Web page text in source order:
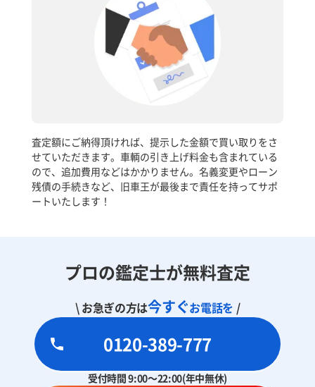
査定額にご納得頂ければ、提示した金額で買い取りをさ
せていただきます。車輌の引き上げ料金も含まれている
ので、追加費用などはかかりません。名義変更やローン
残債の手続きなど、旧車王が最後まで責任を持ってサポ
ートいたします！
プロの鑑定士が無料査定
\ お急ぎの方は今すぐお電話を /
0120-389-777
受付時間 9:00～22:00(年中無休)